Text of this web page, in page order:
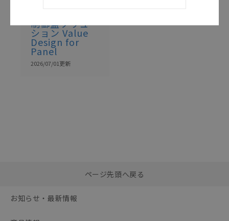
SAMC-030S
制御盤ソリュー
ション Value
Design for
Panel
2026/07/01更新
括ダウンロード
ページ先頭へ戻る
お知らせ・最新情報